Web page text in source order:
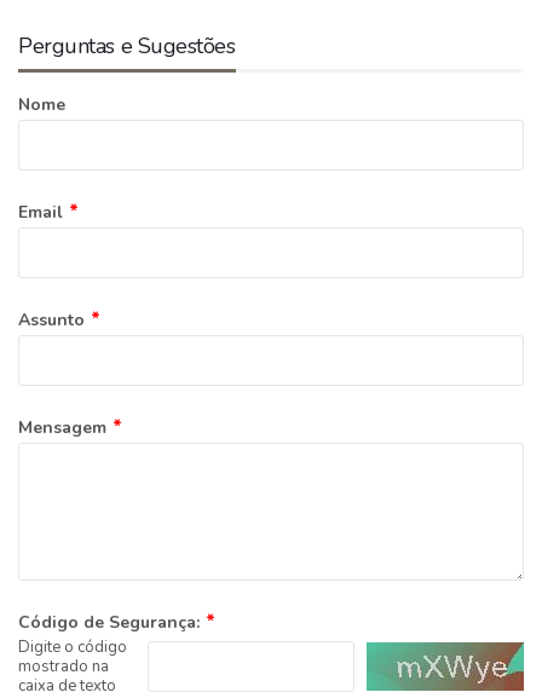
Perguntas e Sugestões
Nome
Email
Assunto
Mensagem
Código de Segurança:
Digite o código
mostrado na
caixa de texto